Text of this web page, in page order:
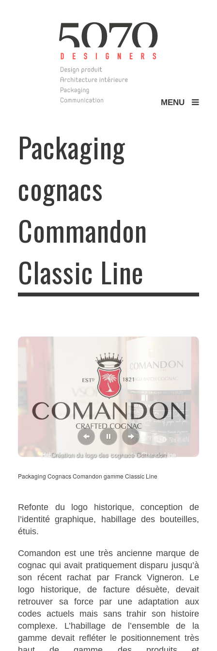
MENU
Packaging
cognacs
Commandon
Classic Line
Création du logo des cognacs Comandon
Habillage des bouteilles Comandon Classic Line
Packaging Cognacs Comandon gamme Classic Line
Refonte du logo historique, conception de
l’identité graphique, habillage des bouteilles,
étuis.
Comandon est une très ancienne marque de
cognac qui avait pratiquement disparu jusqu’à
son récent rachat par Franck Vigneron. Le
logo historique, de facture désuète, devait
retrouver sa force par une adaptation aux
codes actuels mais sans trahir son histoire
complexe. L’habillage de l’ensemble de la
gamme devait refléter le positionnement très